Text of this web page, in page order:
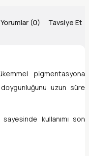
Yorumlar (0) Tavsiye Et
pigmentasyona
uzun süre
sayesinde kullanımı son